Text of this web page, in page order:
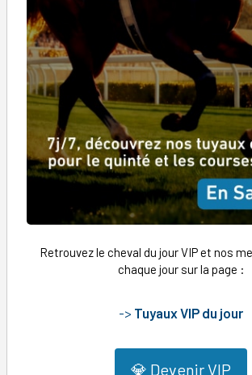
Retrouvez le cheval du jour VIP et nos
chaque jour sur la page :
-> Tuyaux VIP du jour
💎 Devenir VIP